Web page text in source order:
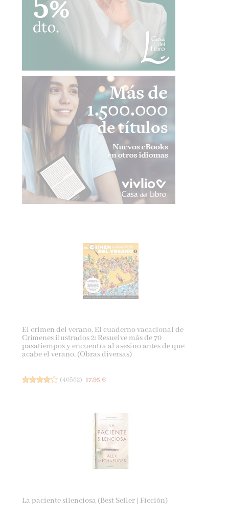
El crimen del verano. El cuaderno vacacional de
Crímenes ilustrados 2: Resuelve más de 70
pasatiempos y encuentra al asesino antes de que
acabe el verano. (Obras diversas)
(40562) 17,95 €
La paciente silenciosa (Best Seller | Ficción)